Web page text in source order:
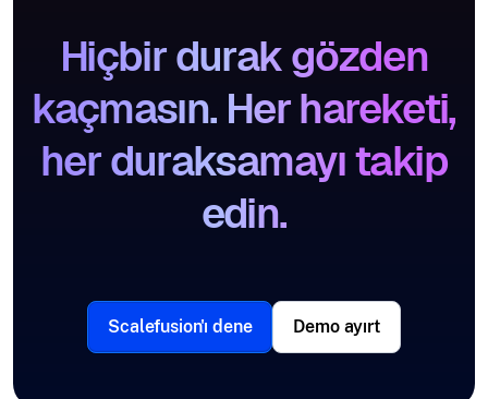
Hiçbir durak gözden
kaçmasın. Her hareketi,
her duraksamayı takip
edin.
Scalefusion'ı dene Demo ayırt